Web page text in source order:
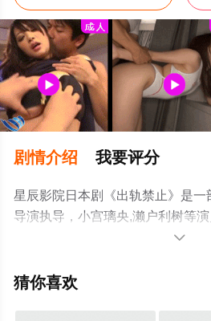
剧情介绍 我要评分
星辰影院日本剧《出轨禁止》是一
导演执导，小宫璃央,濑户利树等
剧，大结局剧情已揭晓（全8集）
观看，更多剧情信息可移步至豆瓣

猜你喜欢